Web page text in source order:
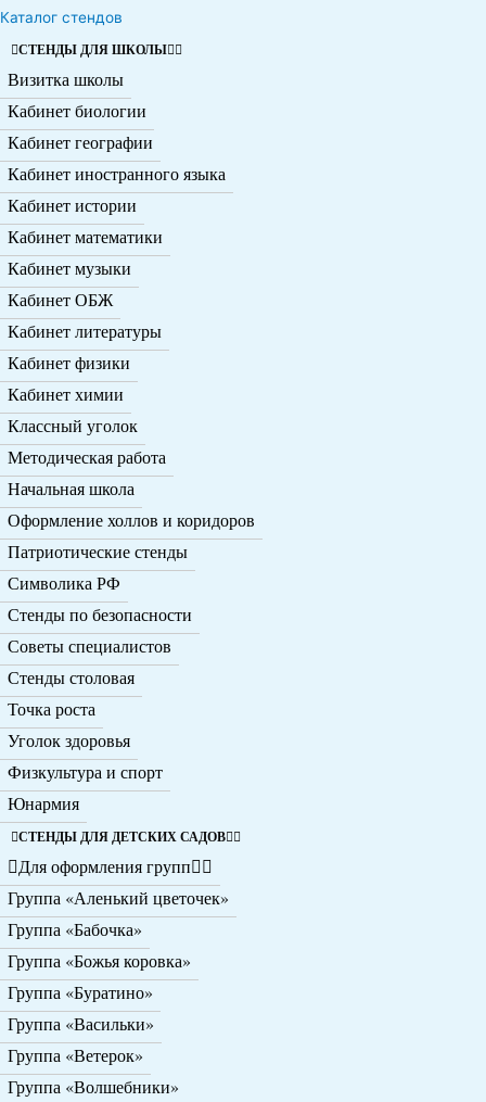
Каталог стендов
СТЕНДЫ ДЛЯ ШКОЛЫ
Визитка школы
Кабинет биологии
Кабинет географии
Кабинет иностранного языка
Кабинет истории
Кабинет математики
Кабинет музыки
Кабинет ОБЖ
Кабинет литературы
Кабинет физики
Кабинет химии
Классный уголок
Методическая работа
Начальная школа
Оформление холлов и коридоров
Патриотические стенды
Символика РФ
Стенды по безопасности
Советы специалистов
Стенды столовая
Точка роста
Уголок здоровья
Физкультура и спорт
Юнармия
СТЕНДЫ ДЛЯ ДЕТСКИХ САДОВ
Для оформления групп
Группа «Аленький цветочек»
Группа «Бабочка»
Группа «Божья коровка»
Группа «Буратино»
Группа «Васильки»
Группа «Ветерок»
Группа «Волшебники»